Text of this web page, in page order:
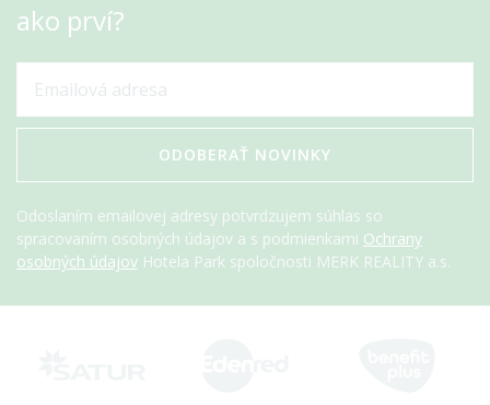
ako prví?
ODOBERAŤ NOVINKY
Odoslaním emailovej adresy potvrdzujem súhlas so
spracovaním osobných údajov a s podmienkami Ochrany
osobných údajov Hotela Park spoločnosti MERK REALITY a.s.